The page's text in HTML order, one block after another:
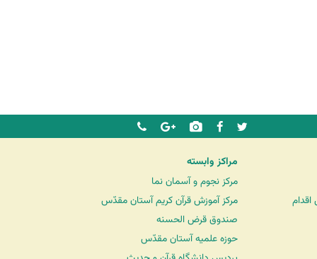
مراکز وابسته
مرکز نجوم و آسمان نما
مرکز آموزش قرآن کریم آستان مقدّس
صندوق قرض الحسنه
حوزه علمیه آستان مقدّس